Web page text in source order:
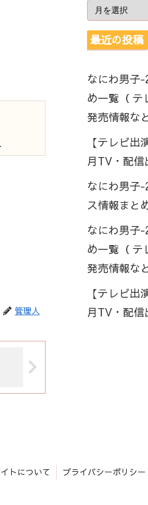
管理人
最近の投稿
なにわ男子
め一覧（ テ
発売情報など
【テレビ
月TV・配信
なにわ男子
ス情報まと
なにわ男子
め一覧（ テ
発売情報など
【テレビ
月TV・配信
トについて プライバシーポリシー